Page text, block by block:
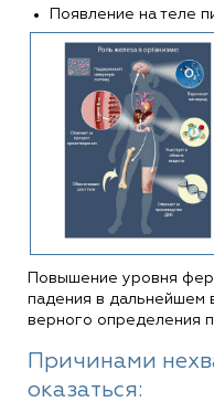
Появление на теле
Повышение уровня
падения в дальнейшем
верного определения
Причинами
оказаться: